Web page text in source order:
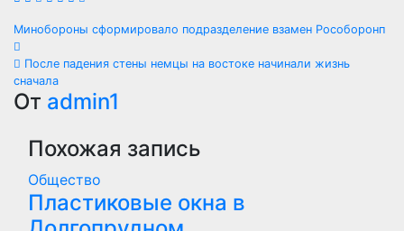
Навигация
по
записям
Минобороны сформировало подразделение взамен Рособоронп
После падения стены немцы на востоке начинали жизнь
сначала
От admin1
Похожая запись
Общество
Пластиковые окна в